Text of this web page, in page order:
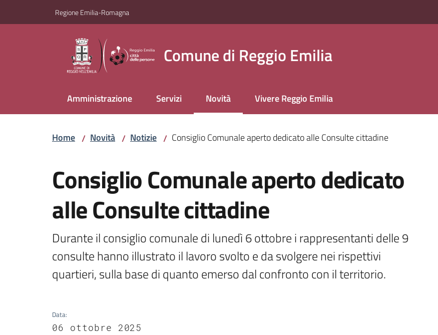
Regione Emilia-Romagna
Comune di Reggio Emilia
Amministrazione Servizi Novità
Menu selezionatoVivere Reggio Emilia
Home / Novità / Notizie / Consiglio Comunale aperto dedicato alle Consulte cittadine
Consiglio Comunale aperto dedicato
alle Consulte cittadine
Durante il consiglio comunale di lunedì 6 ottobre i rappresentanti delle 9
consulte hanno illustrato il lavoro svolto e da svolgere nei rispettivi
quartieri, sulla base di quanto emerso dal confronto con il territorio.
Data:
06 ottobre 2025